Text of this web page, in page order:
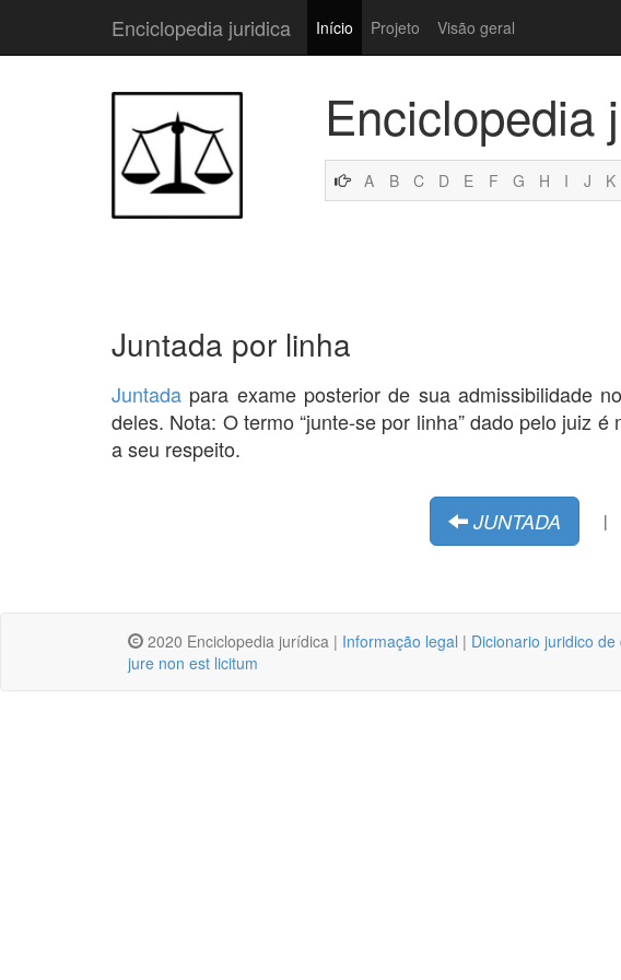
Enciclopedia juridica Início Projeto Visão geral
Enciclopedia
A B C D E F G H I J K
Juntada por linha
Juntada para exame posterior de sua admissibilidade no
deles. Nota: O termo “junte-se por linha” dado pelo juiz é
a seu respeito.
JUNTADA |
2020 Enciclopedia jurídica | Informação legal | Dicionario juridico de
jure non est licitum